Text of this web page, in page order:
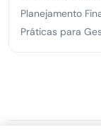
Planejamento
Práticas para